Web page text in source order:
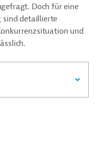
Doch für eine
sind detaillierte
und